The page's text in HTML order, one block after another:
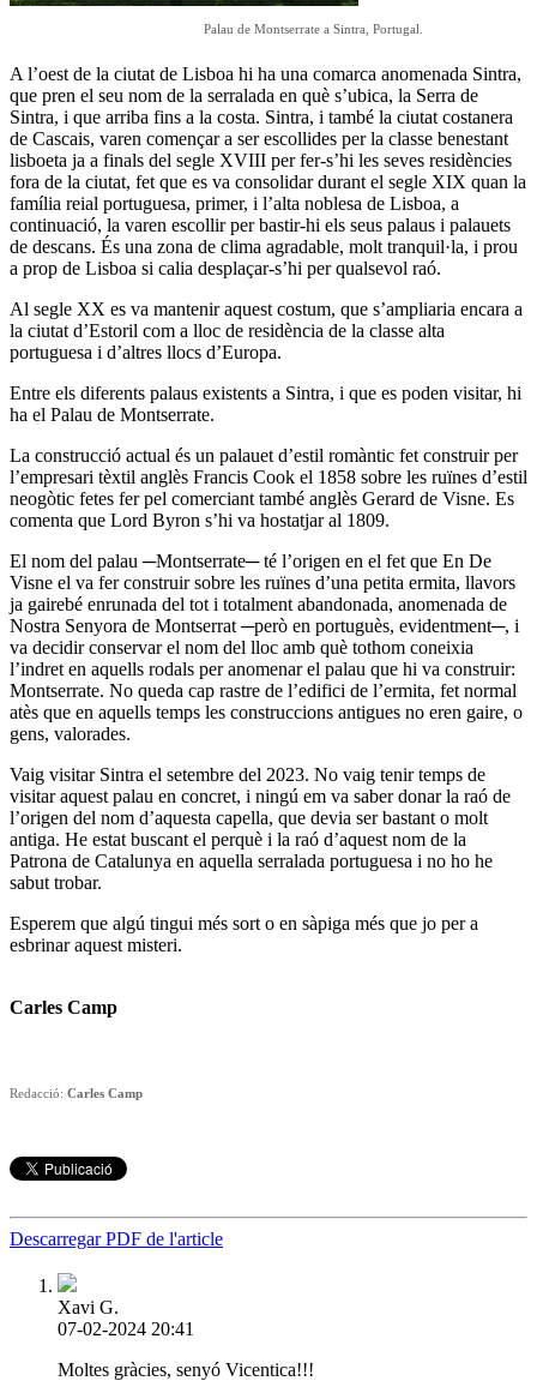
Palau de Montserrate a Sintra, Portugal.
A l’oest de la ciutat de Lisboa hi ha una comarca anomenada Sintra,
que pren el seu nom de la serralada en què s’ubica, la Serra de
Sintra, i que arriba fins a la costa. Sintra, i també la ciutat costanera
de Cascais, varen començar a ser escollides per la classe benestant
lisboeta ja a finals del segle XVIII per fer-s’hi les seves residències
fora de la ciutat, fet que es va consolidar durant el segle XIX quan la
família reial portuguesa, primer, i l’alta noblesa de Lisboa, a
continuació, la varen escollir per bastir-hi els seus palaus i palauets
de descans. És una zona de clima agradable, molt tranquil·la, i prou
a prop de Lisboa si calia desplaçar-s’hi per qualsevol raó.
Al segle XX es va mantenir aquest costum, que s’ampliaria encara a
la ciutat d’Estoril com a lloc de residència de la classe alta
portuguesa i d’altres llocs d’Europa.
Entre els diferents palaus existents a Sintra, i que es poden visitar, hi
ha el Palau de Montserrate.
La construcció actual és un palauet d’estil romàntic fet construir per
l’empresari tèxtil anglès Francis Cook el 1858 sobre les ruïnes d’estil
neogòtic fetes fer pel comerciant també anglès Gerard de Visne. Es
comenta que Lord Byron s’hi va hostatjar al 1809.
El nom del palau ─Montserrate─ té l’origen en el fet que En De
Visne el va fer construir sobre les ruïnes d’una petita ermita, llavors
ja gairebé enrunada del tot i totalment abandonada, anomenada de
Nostra Senyora de Montserrat ─però en portuguès, evidentment─, i
va decidir conservar el nom del lloc amb què tothom coneixia
l’indret en aquells rodals per anomenar el palau que hi va construir:
Montserrate. No queda cap rastre de l’edifici de l’ermita, fet normal
atès que en aquells temps les construccions antigues no eren gaire, o
gens, valorades.
Vaig visitar Sintra el setembre del 2023. No vaig tenir temps de
visitar aquest palau en concret, i ningú em va saber donar la raó de
l’origen del nom d’aquesta capella, que devia ser bastant o molt
antiga. He estat buscant el perquè i la raó d’aquest nom de la
Patrona de Catalunya en aquella serralada portuguesa i no ho he
sabut trobar.
Esperem que algú tingui més sort o en sàpiga més que jo per a
esbrinar aquest misteri.
Carles Camp
Redacció: Carles Camp
Descarregar PDF de l'article
Xavi G.
07-02-2024 20:41
Moltes gràcies, senyó Vicentica!!!